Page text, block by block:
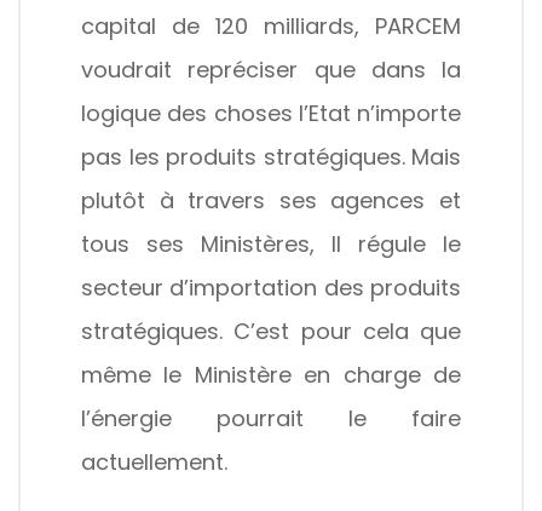
capital de 120 milliards, PARCEM
voudrait repréciser que dans la
logique des choses l’Etat n’importe
pas les produits stratégiques. Mais
plutôt à travers ses agences et
tous ses Ministères, Il régule le
secteur d’importation des produits
stratégiques. C’est pour cela que
même le Ministère en charge de
l’énergie pourrait le faire
actuellement.